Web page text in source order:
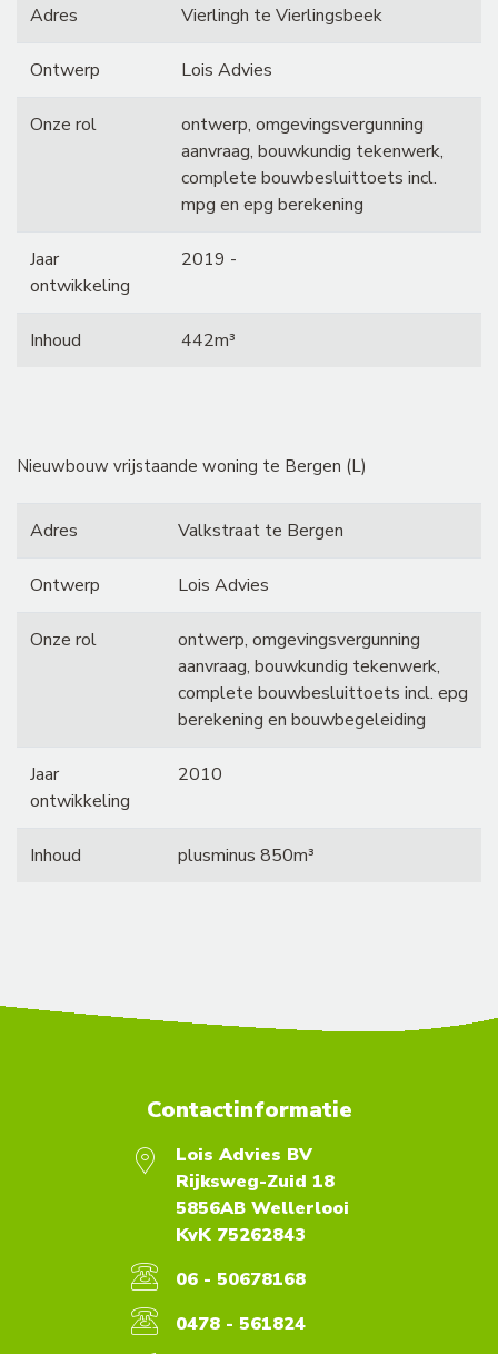
Adres Vierlingh te Vierlingsbeek
Ontwerp Lois Advies
Onze rol
ontwerp, omgevingsvergunning
aanvraag, bouwkundig tekenwerk,
complete bouwbesluittoets incl.
mpg en epg berekening
Jaar
ontwikkeling
2019 -
Inhoud 442m³
Nieuwbouw vrijstaande woning te Bergen (L)
Adres Valkstraat te Bergen
Ontwerp Lois Advies
Onze rol
ontwerp, omgevingsvergunning
aanvraag, bouwkundig tekenwerk,
complete bouwbesluittoets incl. epg
berekening en bouwbegeleiding
Jaar
ontwikkeling
2010
Inhoud plusminus 850m³
Contactinformatie
Lois Advies BV
Rijksweg-Zuid 18
5856AB Wellerlooi
KvK 75262843
06 - 50678168
0478 - 561824